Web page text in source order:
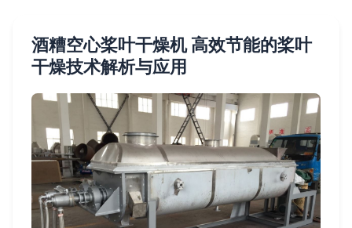
酒糟空心桨叶干燥机 高效节能的桨叶
干燥技术解析与应用